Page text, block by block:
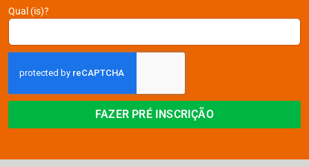
Qual (is)?
FAZER PRÉ INSCRIÇÃO